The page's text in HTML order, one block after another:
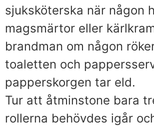
sjuksköterska när någon
magsmärtor eller
brandman om någon
toaletten och
papperskorgen tar eld.
Tur att åtminstone bara
rollerna behövdes igår